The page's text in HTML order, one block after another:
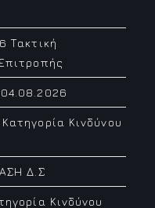
Τακτική
Κινδύνου
Δ.Σ
Κινδύνου